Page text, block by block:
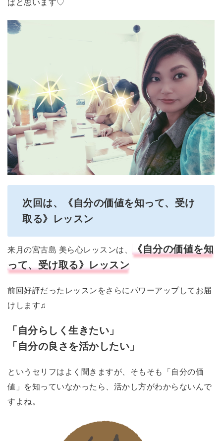
ばと思います♡
次回は、《自分の価値を知って、受け
取る》レッスン
来月の宮古島 美ら心レッスンは、
《自分の価値を知
って、受け取る》レッスン
前回好評だったレッスンをさらにパワーアップしてお届
けします♫
「自分らしく生きたい」
「自分の良さを活かしたい」
というセリフはよく聞きますが、そもそも「自分の価
値」を知っていなかったら、活かし方がわからないんで
すよね。